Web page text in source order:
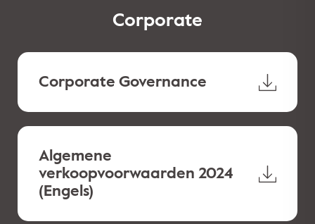
Corporate
Corporate Governance
Algemene
verkoopvoorwaarden 2024
(Engels)